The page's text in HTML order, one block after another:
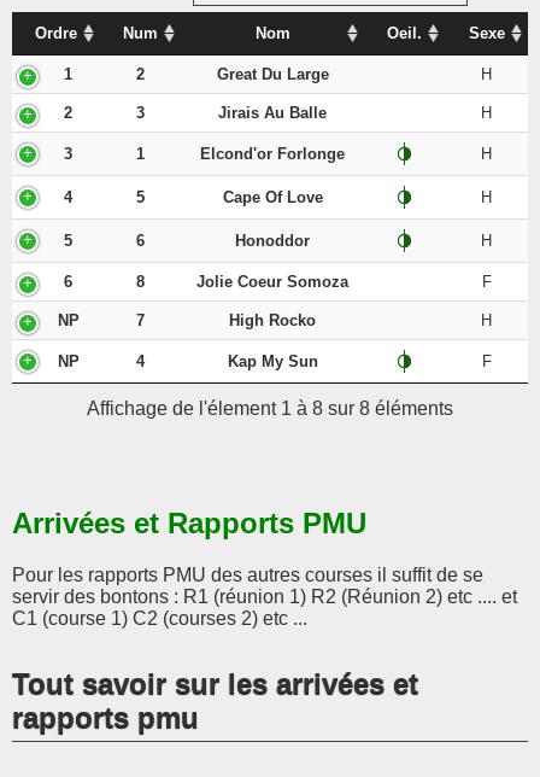
Ordre Num Nom Oeil. Sexe
1 2 Great Du Large H
2 3 Jirais Au Balle H
3 1 Elcond'or Forlonge H
4 5 Cape Of Love H
5 6 Honoddor H
6 8 Jolie Coeur Somoza F
NP 7 High Rocko H
NP 4 Kap My Sun F
Affichage de l'élement 1 à 8 sur 8 éléments
Arrivées et Rapports PMU
Pour les rapports PMU des autres courses il suffit de se
servir des bontons : R1 (réunion 1) R2 (Réunion 2) etc .... et
C1 (course 1) C2 (courses 2) etc ...
Tout savoir sur les arrivées et
rapports pmu